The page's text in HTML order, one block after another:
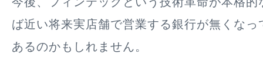
ば近い将来実店舗で営業する銀行が無くなっ
あるのかもしれません。